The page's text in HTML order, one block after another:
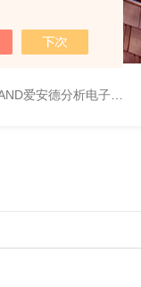
爱安德分析电子天平